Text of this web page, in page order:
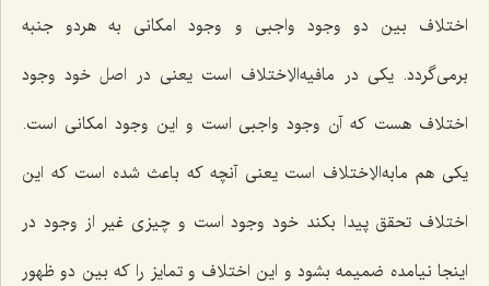
اختلاف بین دو وجود واجبی و وجود امکانی به هردو جنبه
برمی‌گردد. یکی در مافیه‌الاِختلاف است یعنی در اصل خود وجود
اختلاف هست که آن وجود واجبی است و این وجود امکانی است.
یکی هم مابه‌الاِختلاف است یعنی آنچه که باعث شده است که این
اختلاف تحقق پیدا بکند خود وجود است و چیزی غیر از وجود در
اینجا نیامده ضمیمه بشود و این اختلاف و تمایز را که بین دو ظهور